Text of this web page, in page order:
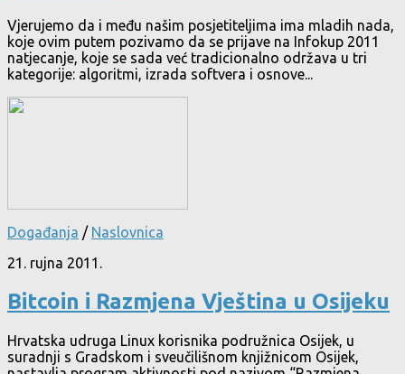
Vjerujemo da i među našim posjetiteljima ima mladih nada,
koje ovim putem pozivamo da se prijave na Infokup 2011
natjecanje, koje se sada već tradicionalno održava u tri
kategorije: algoritmi, izrada softvera i osnove...
Događanja / Naslovnica
21. rujna 2011.
Bitcoin i Razmjena Vještina u Osijeku
Hrvatska udruga Linux korisnika podružnica Osijek, u
suradnji s Gradskom i sveučilišnom knjižnicom Osijek,